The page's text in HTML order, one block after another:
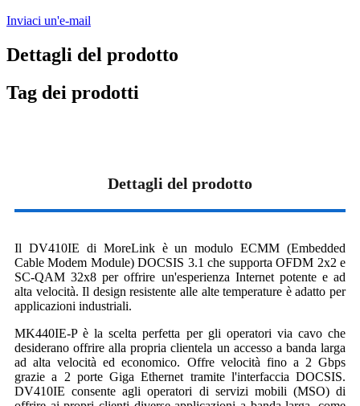
Inviaci un'e-mail
Dettagli del prodotto
Tag dei prodotti
Dettagli del prodotto
Il DV410IE di MoreLink è un modulo ECMM (Embedded
Cable Modem Module) DOCSIS 3.1 che supporta OFDM 2x2 e
SC-QAM 32x8 per offrire un'esperienza Internet potente e ad
alta velocità. Il design resistente alle alte temperature è adatto per
applicazioni industriali.
MK440IE-P è la scelta perfetta per gli operatori via cavo che
desiderano offrire alla propria clientela un accesso a banda larga
ad alta velocità ed economico. Offre velocità fino a 2 Gbps
grazie a 2 porte Giga Ethernet tramite l'interfaccia DOCSIS.
DV410IE consente agli operatori di servizi mobili (MSO) di